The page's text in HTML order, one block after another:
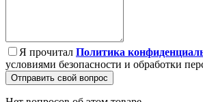
Я прочитал Политика
условиями безопасности и обработки
Отправить свой вопрос